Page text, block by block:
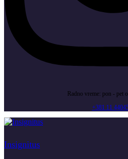
Radno vreme: pon - pet
+381 11
Insignitus